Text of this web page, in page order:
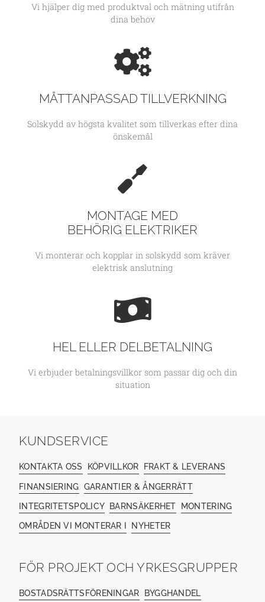
Vi hjälper dig med produktval och mätning utifrån
dina behov
MÅTTANPASSAD TILLVERKNING
Solskydd av högsta kvalitet som tillverkas efter dina
önskemål
MONTAGE MED
BEHÖRIG ELEKTRIKER
Vi monterar och kopplar in solskydd som kräver
elektrisk anslutning
HEL ELLER DELBETALNING
Vi erbjuder betalningsvillkor som passar dig och din
situation
KUNDSERVICE
KONTAKTA OSS KÖPVILLKOR FRAKT & LEVERANS
FINANSIERING GARANTIER & ÅNGERRÄTT
INTEGRITETSPOLICY BARNSÄKERHET MONTERING
OMRÅDEN VI MONTERAR I NYHETER
FÖR PROJEKT OCH YRKESGRUPPER
BOSTADSRÄTTSFÖRENINGAR BYGGHANDEL